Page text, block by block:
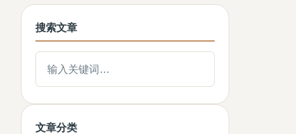
搜索文章
文章分类